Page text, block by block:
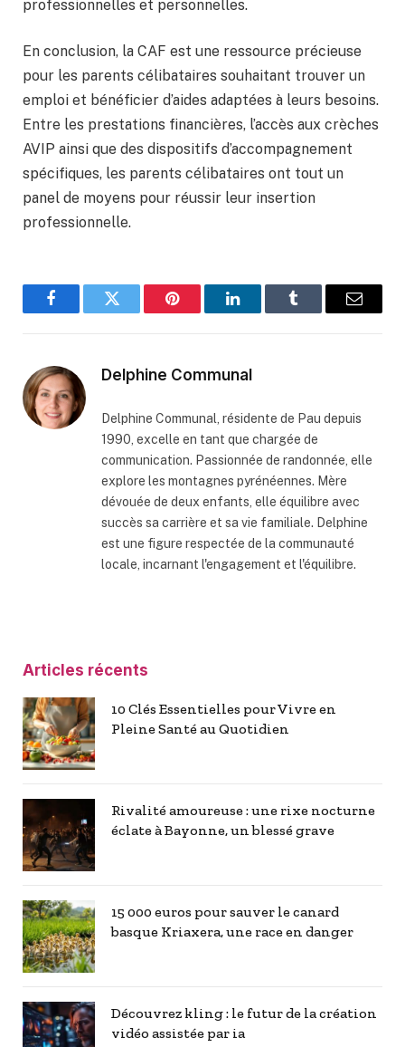
professionnelles et personnelles.
En conclusion, la CAF est une ressource précieuse
pour les parents célibataires souhaitant trouver un
emploi et bénéficier d’aides adaptées à leurs besoins.
Entre les prestations financières, l’accès aux crèches
AVIP ainsi que des dispositifs d’accompagnement
spécifiques, les parents célibataires ont tout un
panel de moyens pour réussir leur insertion
professionnelle.
FacebookTwitter Pinterest LinkedInTumblr Email
Delphine Communal
Delphine Communal, résidente de Pau depuis
1990, excelle en tant que chargée de
communication. Passionnée de randonnée, elle
explore les montagnes pyrénéennes. Mère
dévouée de deux enfants, elle équilibre avec
succès sa carrière et sa vie familiale. Delphine
est une figure respectée de la communauté
locale, incarnant l'engagement et l'équilibre.
Articles récents
10 Clés Essentielles pour Vivre en
Pleine Santé au Quotidien
Rivalité amoureuse : une rixe nocturne
éclate à Bayonne, un blessé grave
15 000 euros pour sauver le canard
basque Kriaxera, une race en danger
Découvrez kling : le futur de la création
vidéo assistée par ia